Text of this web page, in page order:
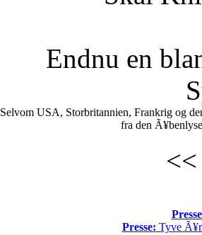
Endnu en
Selvom USA, Storbritannien, Frankrig og
fra den
Presse: Tyve